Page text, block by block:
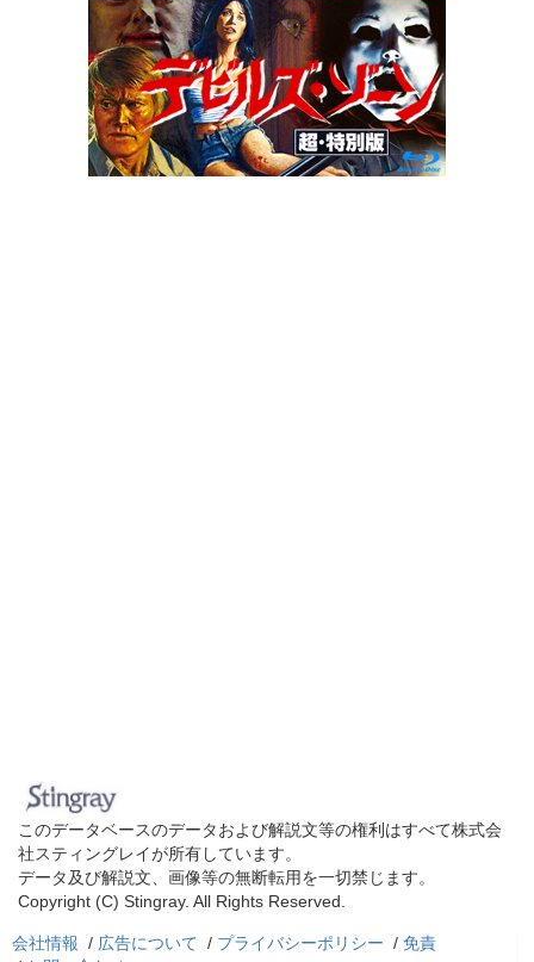
このデータベースのデータおよび解説文等の権利はすべて株式会
社スティングレイが所有しています。
データ及び解説文、画像等の無断転用を一切禁じます。
Copyright (C) Stingray. All Rights Reserved.
会社情報 / 広告について / プライバシーポリシー / 免責